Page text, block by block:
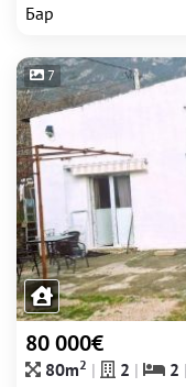
Бар
7
80 000€
80m2 2 2